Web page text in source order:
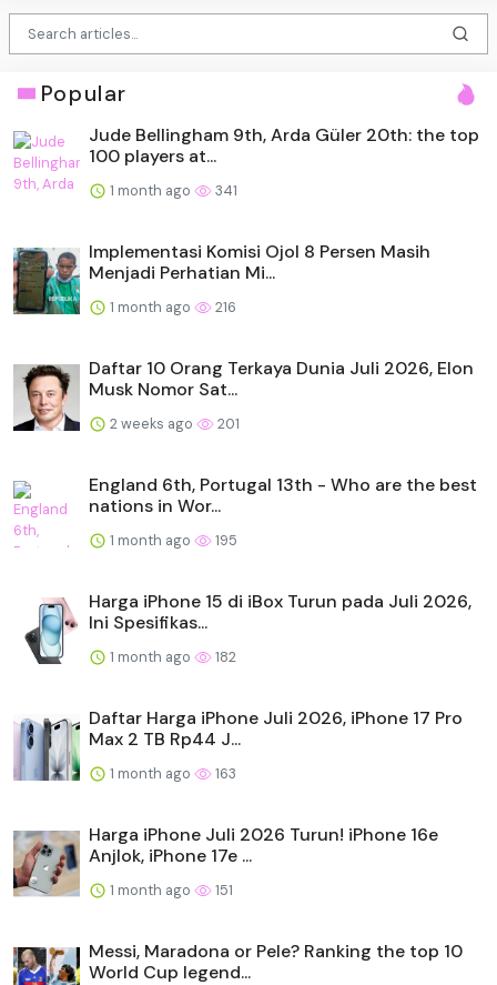
Popular
Jude Bellingham 9th, Arda Güler 20th: the top
100 players at...
1 month ago 341
Implementasi Komisi Ojol 8 Persen Masih
Menjadi Perhatian Mi...
1 month ago 216
Daftar 10 Orang Terkaya Dunia Juli 2026, Elon
Musk Nomor Sat...
2 weeks ago 201
England 6th, Portugal 13th - Who are the best
nations in Wor...
1 month ago 195
Harga iPhone 15 di iBox Turun pada Juli 2026,
Ini Spesifikas...
1 month ago 182
Daftar Harga iPhone Juli 2026, iPhone 17 Pro
Max 2 TB Rp44 J...
1 month ago 163
Harga iPhone Juli 2026 Turun! iPhone 16e
Anjlok, iPhone 17e ...
1 month ago 151
Messi, Maradona or Pele? Ranking the top 10
World Cup legend...